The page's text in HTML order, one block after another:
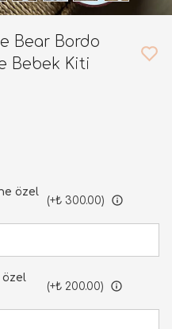
Bear Bordo
Bebek Kiti
özel
(+₺ 300.00)
özel
(+₺ 200.00)